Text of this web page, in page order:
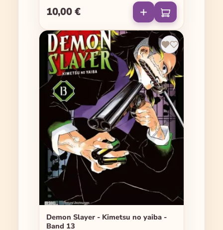
Regulärer Preis:
10,00 €
Demon Slayer - Kimetsu no yaiba -
Band 13